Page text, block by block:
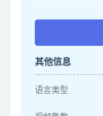
其他信息
语言类型